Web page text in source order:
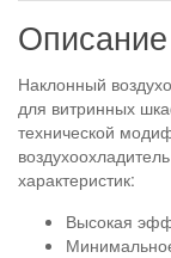
Описание
Наклонный
для витринных
технической
характеристик:
Высокая